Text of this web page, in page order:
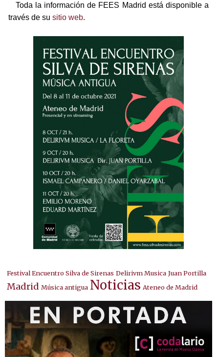
Toda la información de FEES Madrid está disponible a
través de su sitio web.
Festival Encuentro Silva de Sirenas Delirivm Musica Juan Portilla
Madrid Música antigua Noticias Ateneo de Madrid